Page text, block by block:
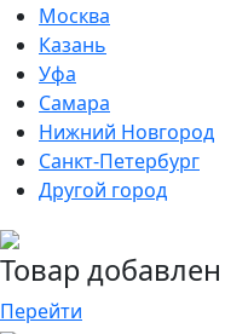
Москва
Казань
Уфа
Самара
Нижний Новгород
Санкт-Петербург
Другой город
Товар
Перейти